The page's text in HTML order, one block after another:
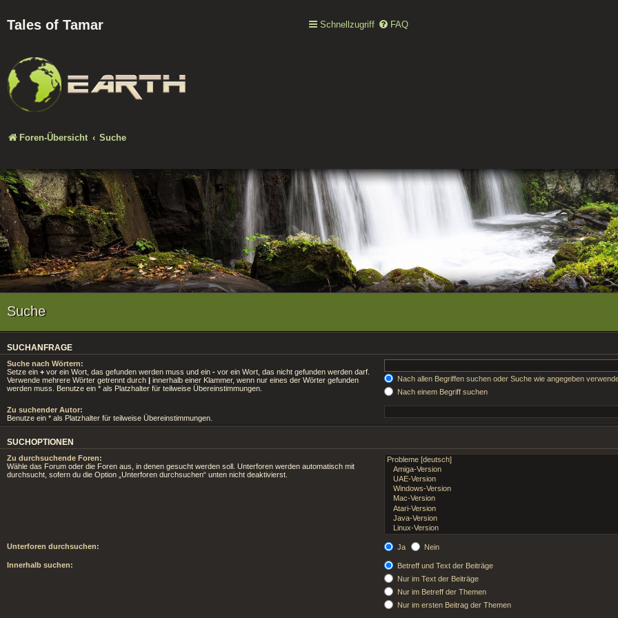
Tales of Tamar Schnellzugriff FAQ
Foren-Übersicht Suche
Suche
SUCHANFRAGE
Suche nach Wörtern:
Setze ein + vor ein Wort, das gefunden werden muss und ein - vor ein Wort, das nicht gefunden werden darf.
Verwende mehrere Wörter getrennt durch | innerhalb einer Klammer, wenn nur eines der Wörter gefunden
werden muss. Benutze ein * als Platzhalter für teilweise Übereinstimmungen.
Nach allen Begriffen suchen oder Suche wie angegeben
Nach einem Begriff suchen
Zu suchender Autor:
Benutze ein * als Platzhalter für teilweise Übereinstimmungen.
SUCHOPTIONEN
Zu durchsuchende Foren:
Wähle das Forum oder die Foren aus, in denen gesucht werden soll. Unterforen werden automatisch mit
durchsucht, sofern du die Option „Unterforen durchsuchen“ unten nicht deaktivierst.
Unterforen durchsuchen: Ja Nein
Innerhalb suchen:
Betreff und Text der Beiträge
Nur im Text der Beiträge
Nur im Betreff der Themen
Nur im ersten Beitrag der Themen